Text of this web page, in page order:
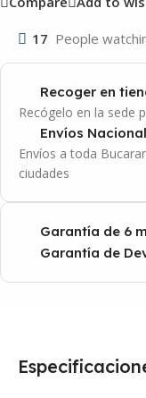
17 People
Recoger en
Recógelo en la sede
Envíos
Envíos a toda
ciudades
Garantía de 6
Garantía de